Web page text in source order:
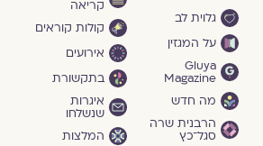
גלוית לב
על המגזין
Gluya
Magazine
מה חדש
הרבנית שרה
סגל־כץ
קריאה
קולות קוראים
אירועים
בתקשורת
איגרות
שנשלחו
המלצות